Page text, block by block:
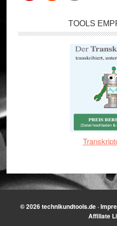
TOOLS
© 2026technikundtools.de·
Affiliate